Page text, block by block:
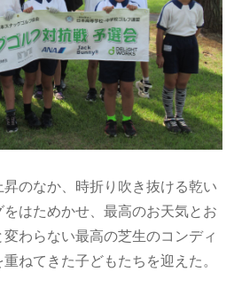
のなか、時折り吹き抜ける乾い
はためかせ、最高のお天気とお
わらない最高の芝生のコンディ
ねてきた子どもたちを迎えた。